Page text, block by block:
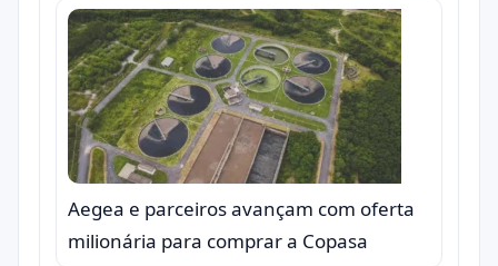
Aegea e parceiros avançam com oferta
milionária para comprar a Copasa